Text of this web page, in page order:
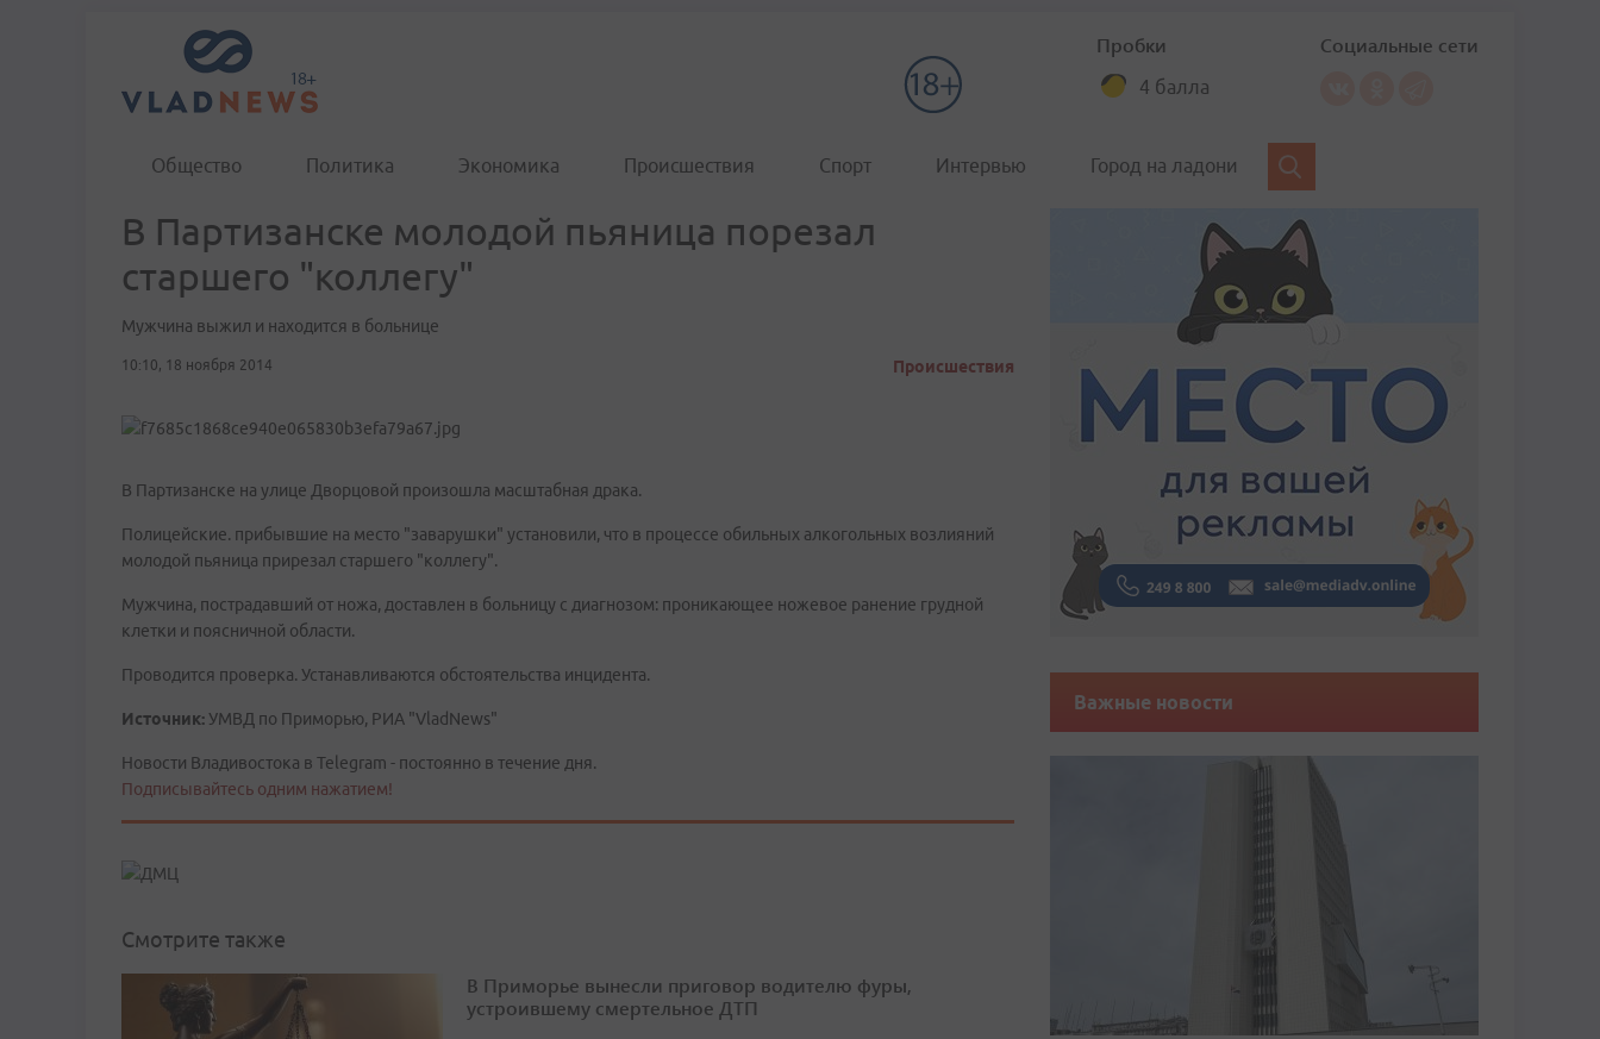
Пробки
4 балла
Социальные сети
Общество Политика Экономика Происшествия Спорт Интервью Город на ладони
В Партизанске молодой пьяница порезал
старшего "коллегу"
Мужчина выжил и находится в больнице
10:10, 18 ноября 2014 Происшествия
В Партизанске на улице Дворцовой произошла масштабная драка.
Полицейские. прибывшие на место "заварушки" установили, что в процессе обильных алкогольных возлияний
молодой пьяница прирезал старшего "коллегу".
Мужчина, пострадавший от ножа, доставлен в больницу с диагнозом: проникающее ножевое ранение грудной
клетки и поясничной области.
Проводится проверка. Устанавливаются обстоятельства инцидента.
Источник: УМВД по Приморью, РИА "VladNews"
Новости Владивостока в Telegram - постоянно в течение дня.
Подписывайтесь одним нажатием!
Смотрите также
В Приморье вынесли приговор водителю фуры,
устроившему смертельное ДТП
Важные новости